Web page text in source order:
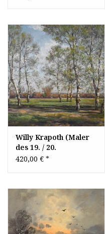
Malerschule
Willy Krapoth (Maler
des 19. / 20.
Jahrhunderts) » Öl-
Düsseldorfer
Malerschule
420,00 € *